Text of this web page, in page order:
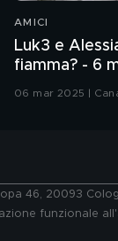
AMICI
Luk3 e
fiamma? - 6
06 mar 2025 |
46, 20093
funzionale